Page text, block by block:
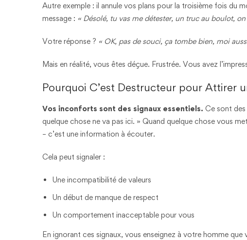
Autre exemple : il annule vos plans pour la troisième fois du
message : « Désolé, tu vas me détester, un truc au boulot,
Votre réponse ? « OK, pas de souci, ça tombe bien, moi
Mais en réalité, vous êtes déçue. Frustrée. Vous avez
Pourquoi C’est Destructeur pour Attirer
Vos inconforts sont des signaux essentiels. Ce sont
quelque chose ne va pas ici. » Quand quelque chose vous
– c’est une information à écouter.
Cela peut signaler :
Une incompatibilité de valeurs
Un début de manque de respect
Un comportement inacceptable pour vous
En ignorant ces signaux, vous enseignez à votre homme